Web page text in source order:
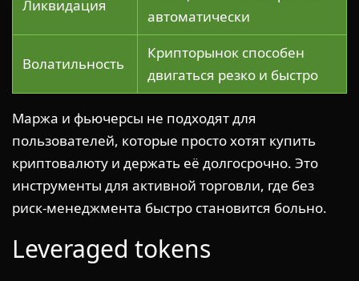
Ликвидация
автоматически
Волатильность
Крипторынок способен
двигаться резко и быстро
Маржа и фьючерсы не подходят для
пользователей, которые просто хотят купить
криптовалюту и держать её долгосрочно. Это
инструменты для активной торговли, где без
риск-менеджмента быстро становится больно.
Leveraged tokens